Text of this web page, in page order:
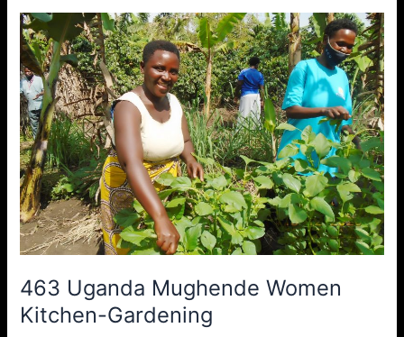
463 Uganda Mughende Women
Kitchen-Gardening
463
Uganda
Mughende
Women
Kitchen-
Gardening